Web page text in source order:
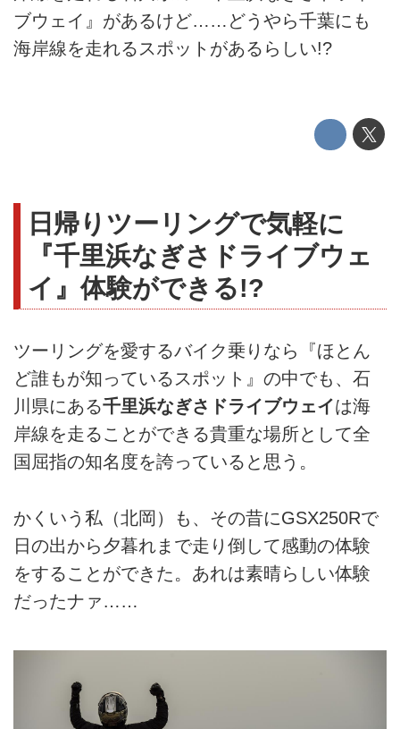
ブウェイ』があるけど……どうやら千葉にも
海岸線を走れるスポットがあるらしい!?
日帰りツーリングで気軽に
『千里浜なぎさドライブウェ
イ』体験ができる!?
ツーリングを愛するバイク乗りなら『ほとん
ど誰もが知っているスポット』の中でも、石
川県にある千里浜なぎさドライブウェイは海
岸線を走ることができる貴重な場所として全
国屈指の知名度を誇っていると思う。
かくいう私（北岡）も、その昔にGSX250Rで
日の出から夕暮れまで走り倒して感動の体験
をすることができた。あれは素晴らしい体験
だったナァ……